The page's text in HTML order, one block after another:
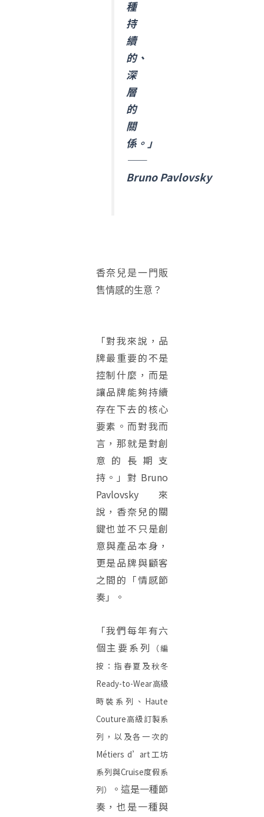
種
持
續
的、
深
層
的
關
係。」
——
Bruno Pavlovsky
香奈兒是一門販
售情感的生意？
「對我來說，品
牌最重要的不是
控制什麼，而是
讓品牌能夠持續
存在下去的核心
要素。而對我而
言，那就是對創
意的長期支
持。」對 Bruno
Pavlovsky 來
說，香奈兒的關
鍵也並不只是創
意與產品本身，
更是品牌與顧客
之間的「情感節
奏」。
「我們每年有六
個主要系列
（編
按：指春夏及秋冬
Ready-to-Wear高級
時裝系列、Haute
Couture高級訂製系
列，以及各一次的
Métiers d’art工坊
系列與Cruise度假系
列）
。這是一種節
奏，也是一種與